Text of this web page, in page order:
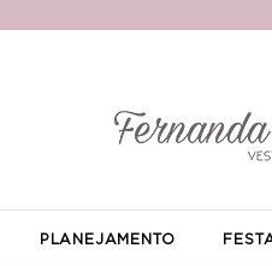
PLANEJAMENTO